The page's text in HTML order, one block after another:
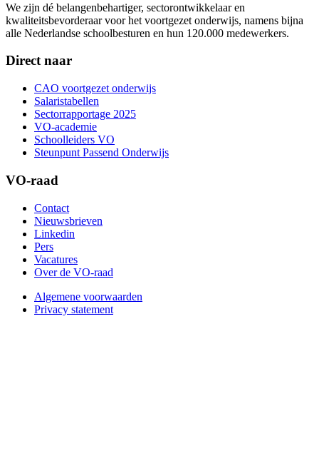
We zijn dé belangenbehartiger, sectorontwikkelaar en
kwaliteitsbevorderaar voor het voortgezet onderwijs, namens bijna
alle Nederlandse schoolbesturen en hun 120.000 medewerkers.
Direct naar
CAO voortgezet onderwijs
Salaristabellen
Sectorrapportage 2025
VO-academie
Schoolleiders VO
Steunpunt Passend Onderwijs
VO-raad
Contact
Nieuwsbrieven
Linkedin
Pers
Vacatures
Over de VO-raad
Algemene voorwaarden
Privacy statement